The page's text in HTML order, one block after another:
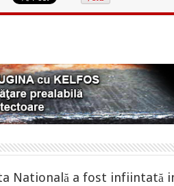
Natională a fost infiintată